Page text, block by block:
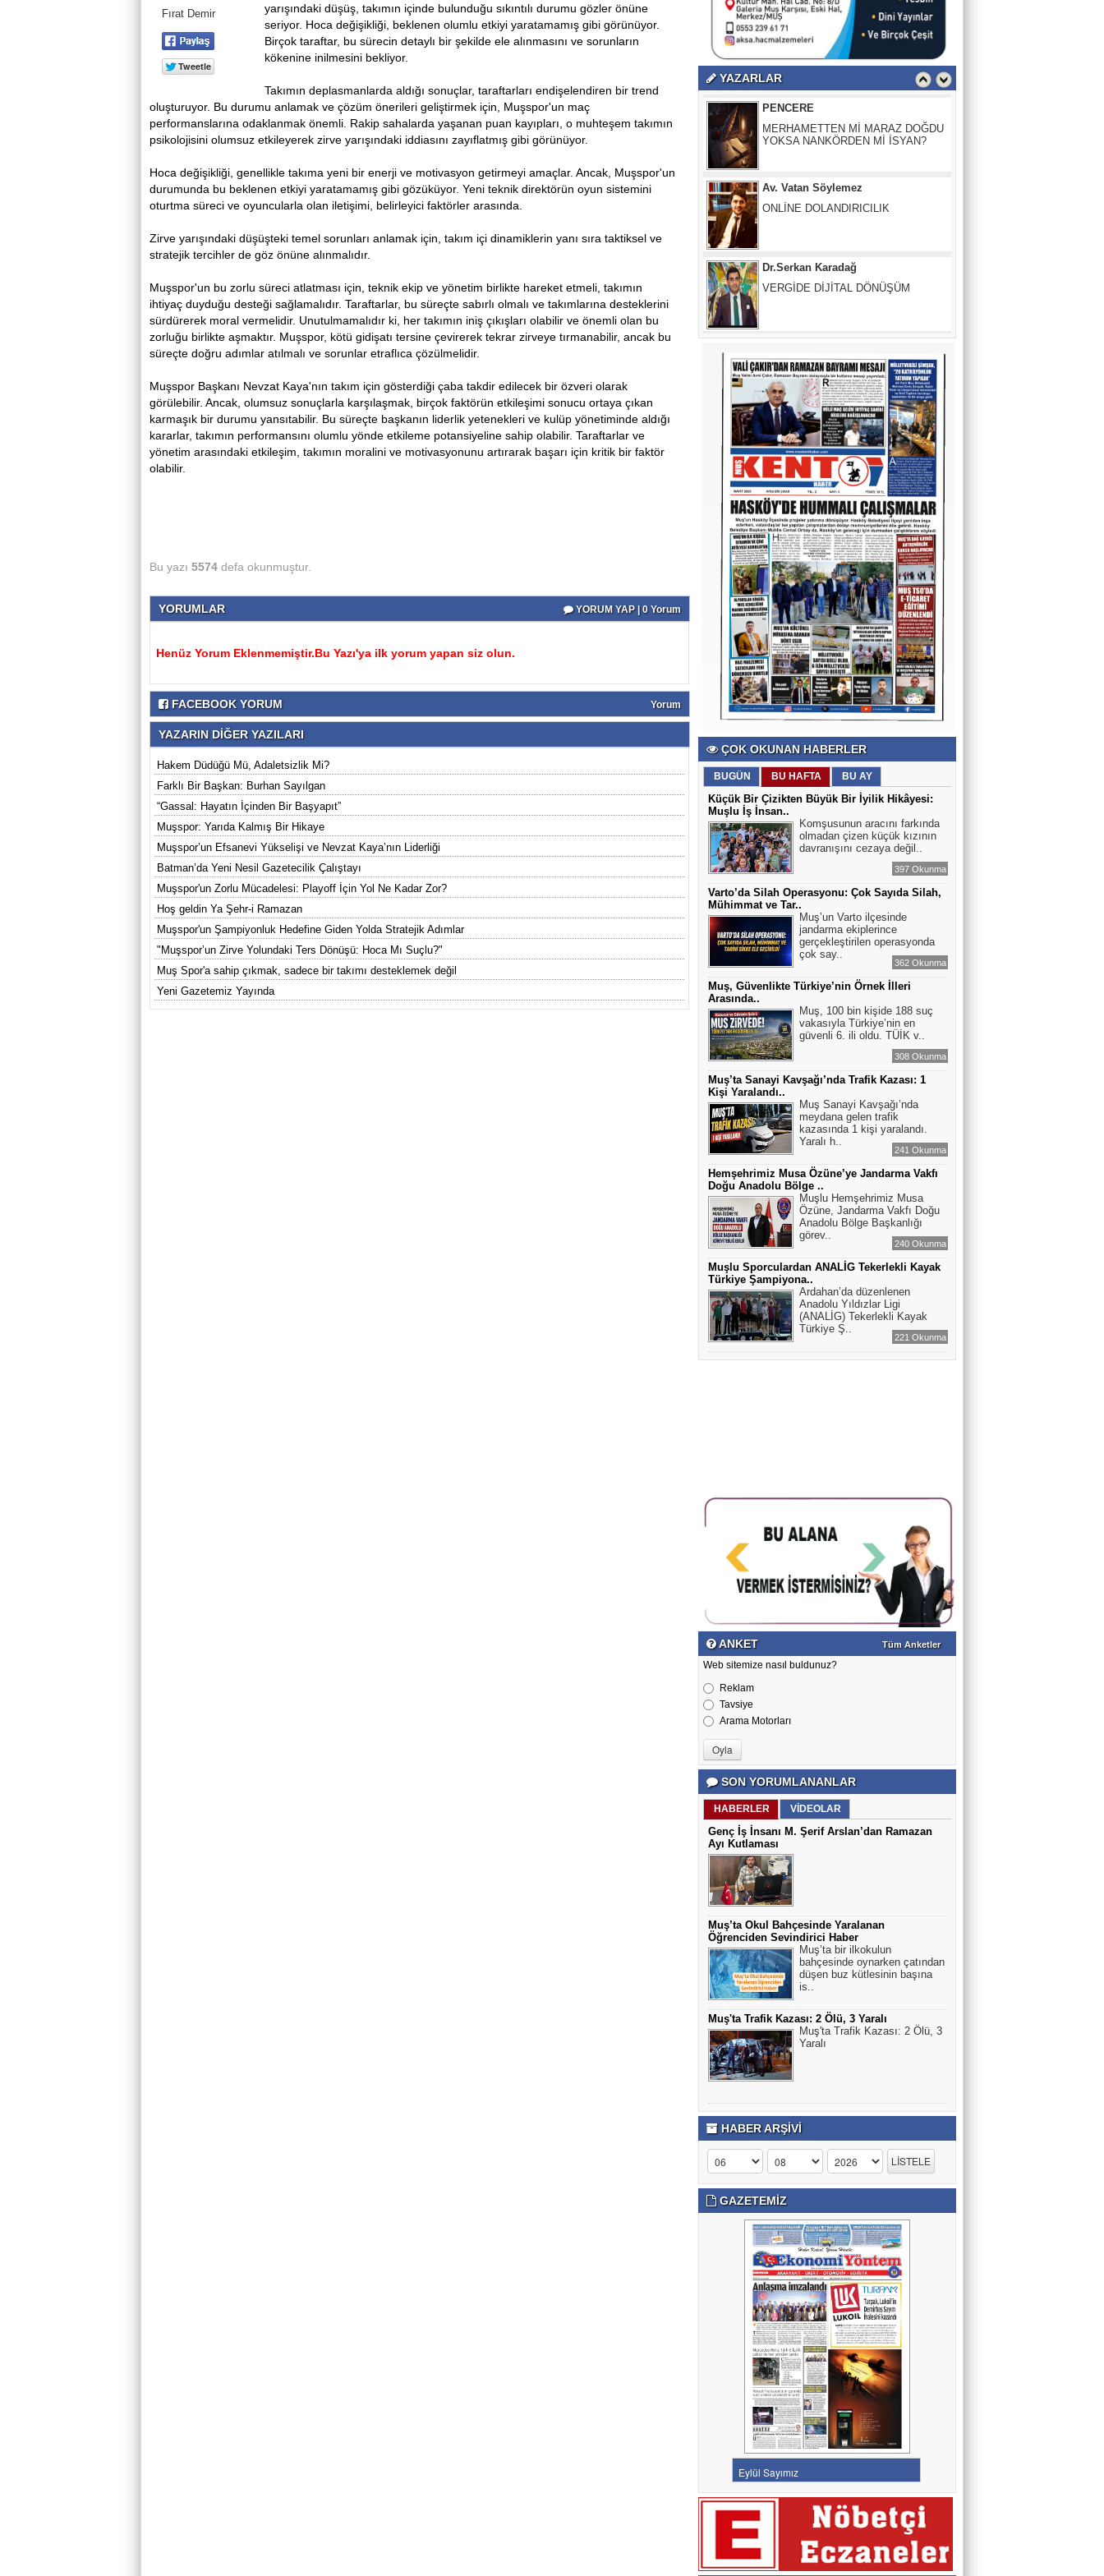
Fırat Demir
yarışındaki düşüş, takımın içinde bulunduğu sıkıntılı durumu gözler önüne
seriyor. Hoca değişikliği, beklenen olumlu etkiyi yaratamamış gibi görünüyor.
Birçok taraftar, bu sürecin detaylı bir şekilde ele alınmasını ve sorunların
kökenine inilmesini bekliyor.
Takımın deplasmanlarda aldığı sonuçlar, taraftarları endişelendiren bir trend
oluşturuyor. Bu durumu anlamak ve çözüm önerileri geliştirmek için, Muşspor'un maç
performanslarına odaklanmak önemli. Rakip sahalarda yaşanan puan kayıpları, o muhteşem takımın
psikolojisini olumsuz etkileyerek zirve yarışındaki iddiasını zayıflatmış gibi görünüyor.
Hoca değişikliği, genellikle takıma yeni bir enerji ve motivasyon getirmeyi amaçlar. Ancak, Muşspor'un
durumunda bu beklenen etkiyi yaratamamış gibi gözüküyor. Yeni teknik direktörün oyun sistemini
oturtma süreci ve oyuncularla olan iletişimi, belirleyici faktörler arasında.
Zirve yarışındaki düşüşteki temel sorunları anlamak için, takım içi dinamiklerin yanı sıra taktiksel ve
stratejik tercihler de göz önüne alınmalıdır.
Muşspor'un bu zorlu süreci atlatması için, teknik ekip ve yönetim birlikte hareket etmeli, takımın
ihtiyaç duyduğu desteği sağlamalıdır. Taraftarlar, bu süreçte sabırlı olmalı ve takımlarına desteklerini
sürdürerek moral vermelidir. Unutulmamalıdır ki, her takımın iniş çıkışları olabilir ve önemli olan bu
zorluğu birlikte aşmaktır. Muşspor, kötü gidişatı tersine çevirerek tekrar zirveye tırmanabilir, ancak bu
süreçte doğru adımlar atılmalı ve sorunlar etraflıca çözülmelidir.
Muşspor Başkanı Nevzat Kaya'nın takım için gösterdiği çaba takdir edilecek bir özveri olarak
görülebilir. Ancak, olumsuz sonuçlarla karşılaşmak, birçok faktörün etkileşimi sonucu ortaya çıkan
karmaşık bir durumu yansıtabilir. Bu süreçte başkanın liderlik yetenekleri ve kulüp yönetiminde aldığı
kararlar, takımın performansını olumlu yönde etkileme potansiyeline sahip olabilir. Taraftarlar ve
yönetim arasındaki etkileşim, takımın moralini ve motivasyonunu artırarak başarı için kritik bir faktör
olabilir.
Bu yazı 5574 defa okunmuştur.
YORUMLAR YORUM YAP | 0 Yorum
Henüz Yorum Eklenmemiştir.Bu Yazı'ya ilk yorum yapan siz olun.
FACEBOOK YORUM Yorum
YAZARIN DİĞER YAZILARI
Hakem Düdüğü Mü, Adaletsizlik Mi?
Farklı Bir Başkan: Burhan Sayılgan
“Gassal: Hayatın İçinden Bir Başyapıt”
Muşspor: Yarıda Kalmış Bir Hikaye
Muşspor’un Efsanevi Yükselişi ve Nevzat Kaya’nın Liderliği
Batman’da Yeni Nesil Gazetecilik Çalıştayı
Muşspor'un Zorlu Mücadelesi: Playoff İçin Yol Ne Kadar Zor?
Hoş geldin Ya Şehr-i Ramazan
Muşspor'un Şampiyonluk Hedefine Giden Yolda Stratejik Adımlar
"Muşspor’un Zirve Yolundaki Ters Dönüşü: Hoca Mı Suçlu?"
Muş Spor'a sahip çıkmak, sadece bir takımı desteklemek değil
Yeni Gazetemiz Yayında
YAZARLAR
PENCERE
MERHAMETTEN Mİ MARAZ DOĞDU
YOKSA NANKÖRDEN Mİ İSYAN?
Av. Vatan Söylemez
ONLİNE DOLANDIRICILIK
Dr.Serkan Karadağ
VERGİDE DİJİTAL DÖNÜŞÜM
Güler Başkaya
İnsanlığın İflası: Herkesin Birbirini
O Sesler Hâlâ Kulaklarımda
ÇOK OKUNAN HABERLER
BUGÜN BU HAFTA BU AY
Küçük Bir Çizikten Büyük Bir İyilik Hikâyesi:
Muşlu İş İnsan..
Komşusunun aracını farkında
olmadan çizen küçük kızının
davranışını cezaya değil..
397 Okunma
Varto’da Silah Operasyonu: Çok Sayıda Silah,
Mühimmat ve Tar..
Muş’un Varto ilçesinde
jandarma ekiplerince
gerçekleştirilen operasyonda
çok say..
362 Okunma
Muş, Güvenlikte Türkiye’nin Örnek İlleri
Arasında..
Muş, 100 bin kişide 188 suç
vakasıyla Türkiye’nin en
güvenli 6. ili oldu. TÜİK v..
308 Okunma
Muş’ta Sanayi Kavşağı’nda Trafik Kazası: 1
Kişi Yaralandı..
Muş Sanayi Kavşağı’nda
meydana gelen trafik
kazasında 1 kişi yaralandı.
Yaralı h..
241 Okunma
Hemşehrimiz Musa Özüne’ye Jandarma Vakfı
Doğu Anadolu Bölge ..
Muşlu Hemşehrimiz Musa
Özüne, Jandarma Vakfı Doğu
Anadolu Bölge Başkanlığı
görev..
240 Okunma
Muşlu Sporculardan ANALİG Tekerlekli Kayak
Türkiye Şampiyona..
Ardahan’da düzenlenen
Anadolu Yıldızlar Ligi
(ANALİG) Tekerlekli Kayak
Türkiye Ş..
221 Okunma
ANKET Tüm Anketler
Web sitemize nasıl buldunuz?
Reklam
Tavsiye
Arama Motorları
SON YORUMLANANLAR
HABERLER VİDEOLAR
Genç İş İnsanı M. Şerif Arslan’dan Ramazan
Ayı Kutlaması
Muş’ta Okul Bahçesinde Yaralanan
Öğrenciden Sevindirici Haber
Muş’ta bir ilkokulun
bahçesinde oynarken çatından
düşen buz kütlesinin başına
is..
Muş'ta Trafik Kazası: 2 Ölü, 3 Yaralı
Muş'ta Trafik Kazası: 2 Ölü, 3
Yaralı
HABER ARŞİVİ
GAZETEMİZ